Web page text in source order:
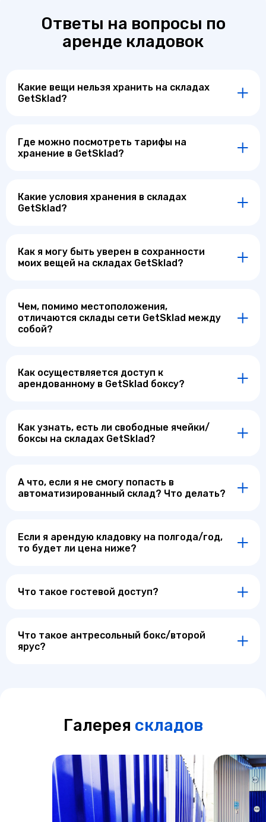
Ответы на вопросы по
аренде кладовок
Какие вещи нельзя хранить на складах
GetSklad?
Где можно посмотреть тарифы на
хранение в GetSklad?
Какие условия хранения в складах
GetSklad?
Как я могу быть уверен в сохранности
моих вещей на складах GetSklad?
Чем, помимо местоположения,
отличаются склады сети GetSklad между
собой?
Как осуществляется доступ к
арендованному в GetSklad боксу?
Как узнать, есть ли свободные ячейки/
боксы на складах GetSklad?
А что, если я не смогу попасть в
автоматизированный склад? Что делать?
Если я арендую кладовку на полгода/год,
то будет ли цена ниже?
Что такое гостевой доступ?
Что такое антресольный бокс/второй
ярус?
Галерея складов